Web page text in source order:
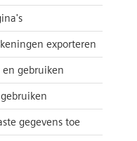
exporteren
en gebruiken
gegevens toe